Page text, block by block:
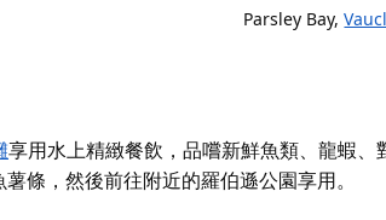
Parsley Bay,
享用水上精緻餐飲，品嚐新鮮魚類、龍蝦
條，然後前往附近的羅伯遜公園享用。